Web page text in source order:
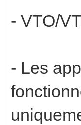
- VTO/
- Les